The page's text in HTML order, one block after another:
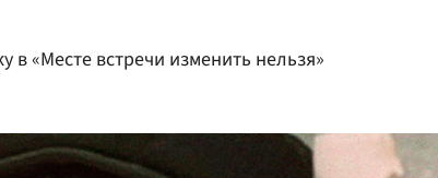
«Месте встречи изменить нельзя»